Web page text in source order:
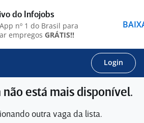
Login
não está mais disponível.
outra vaga da lista.
do Infojobs
nº 1 do Brasil para
empregos GRÁTIS!!